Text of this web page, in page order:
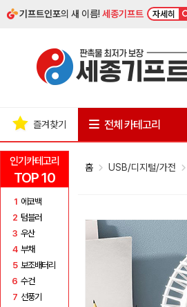
기프트인포의 새 이름!세종기프트 자세히
인기카테고리
TOP 10
1 에코백
2 텀블러
3 우산
4 부채
5 보조배터리
6 수건
7 선풍기
즐겨찾기 전체 카테고리
홈 USB/디지털/가전